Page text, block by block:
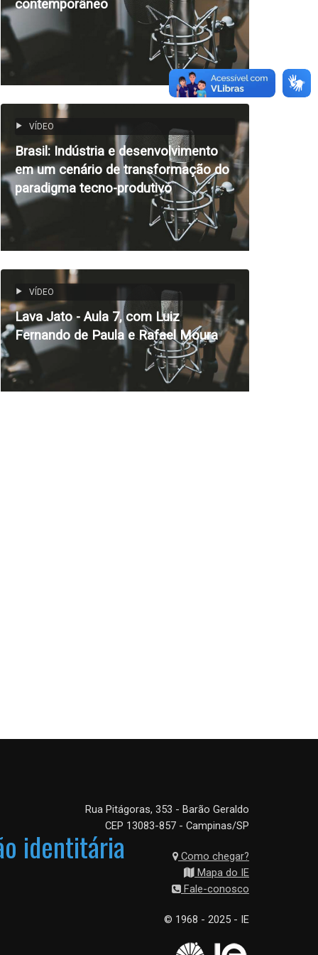
identitária
contemporâneo
VÍDEO
Brasil: Indústria e desenvolvimento
em um cenário de transformação do
paradigma tecno-produtivo
VÍDEO
Lava Jato - Aula 7, com Luiz
Fernando de Paula e Rafael Moura
Rua Pitágoras, 353 - Barão Geraldo
CEP 13083-857 - Campinas/SP
Como chegar?
Mapa do IE
Fale-conosco
© 1968 - 2025 - IE